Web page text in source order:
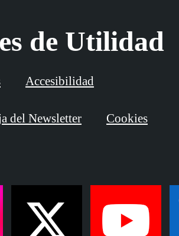
de Utilidad
Accesibilidad
del Newsletter Cookies